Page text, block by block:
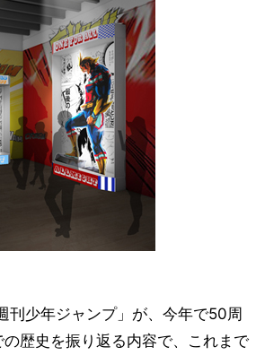
刊少年ジャンプ」が、今年で50周
歴史を振り返る内容で、これまで